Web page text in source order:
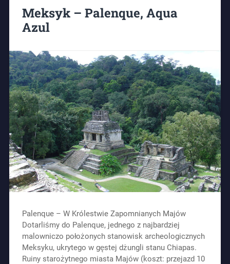
Meksyk – Palenque, Aqua
Azul
Palenque – W Królestwie Zapomnianych Majów
Dotarliśmy do Palenque, jednego z najbardziej
malowniczo położonych stanowisk archeologicznych
Meksyku, ukrytego w gęstej dżungli stanu Chiapas.
Ruiny starożytnego miasta Majów (koszt: przejazd 10